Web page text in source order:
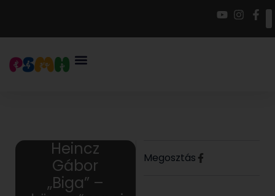
Heincz
Gábor
„Biga” –
Megosztás